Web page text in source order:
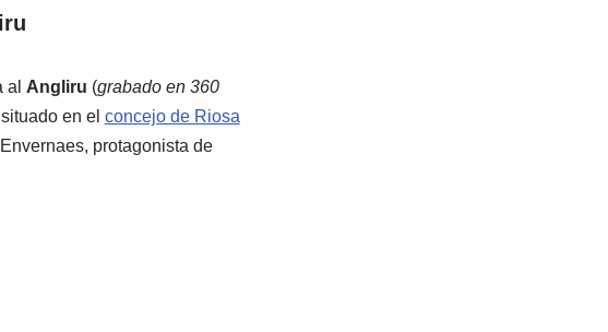
al Angliru (grabado en 360
en el concejo de Riosa
protagonista de